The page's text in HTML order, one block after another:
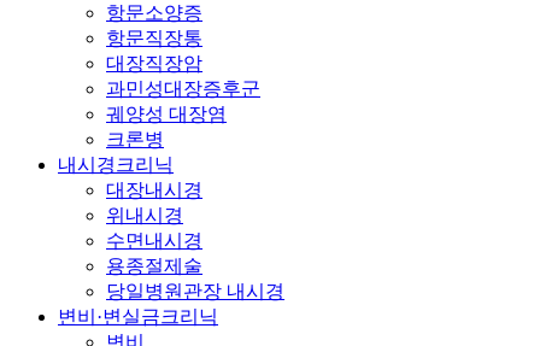
항문소양증
항문직장통
대장직장암
과민성대장증후군
궤양성 대장염
크론병
내시경크리닉
대장내시경
위내시경
수면내시경
용종절제술
당일병원관장 내시경
변비·변실금크리닉
변비